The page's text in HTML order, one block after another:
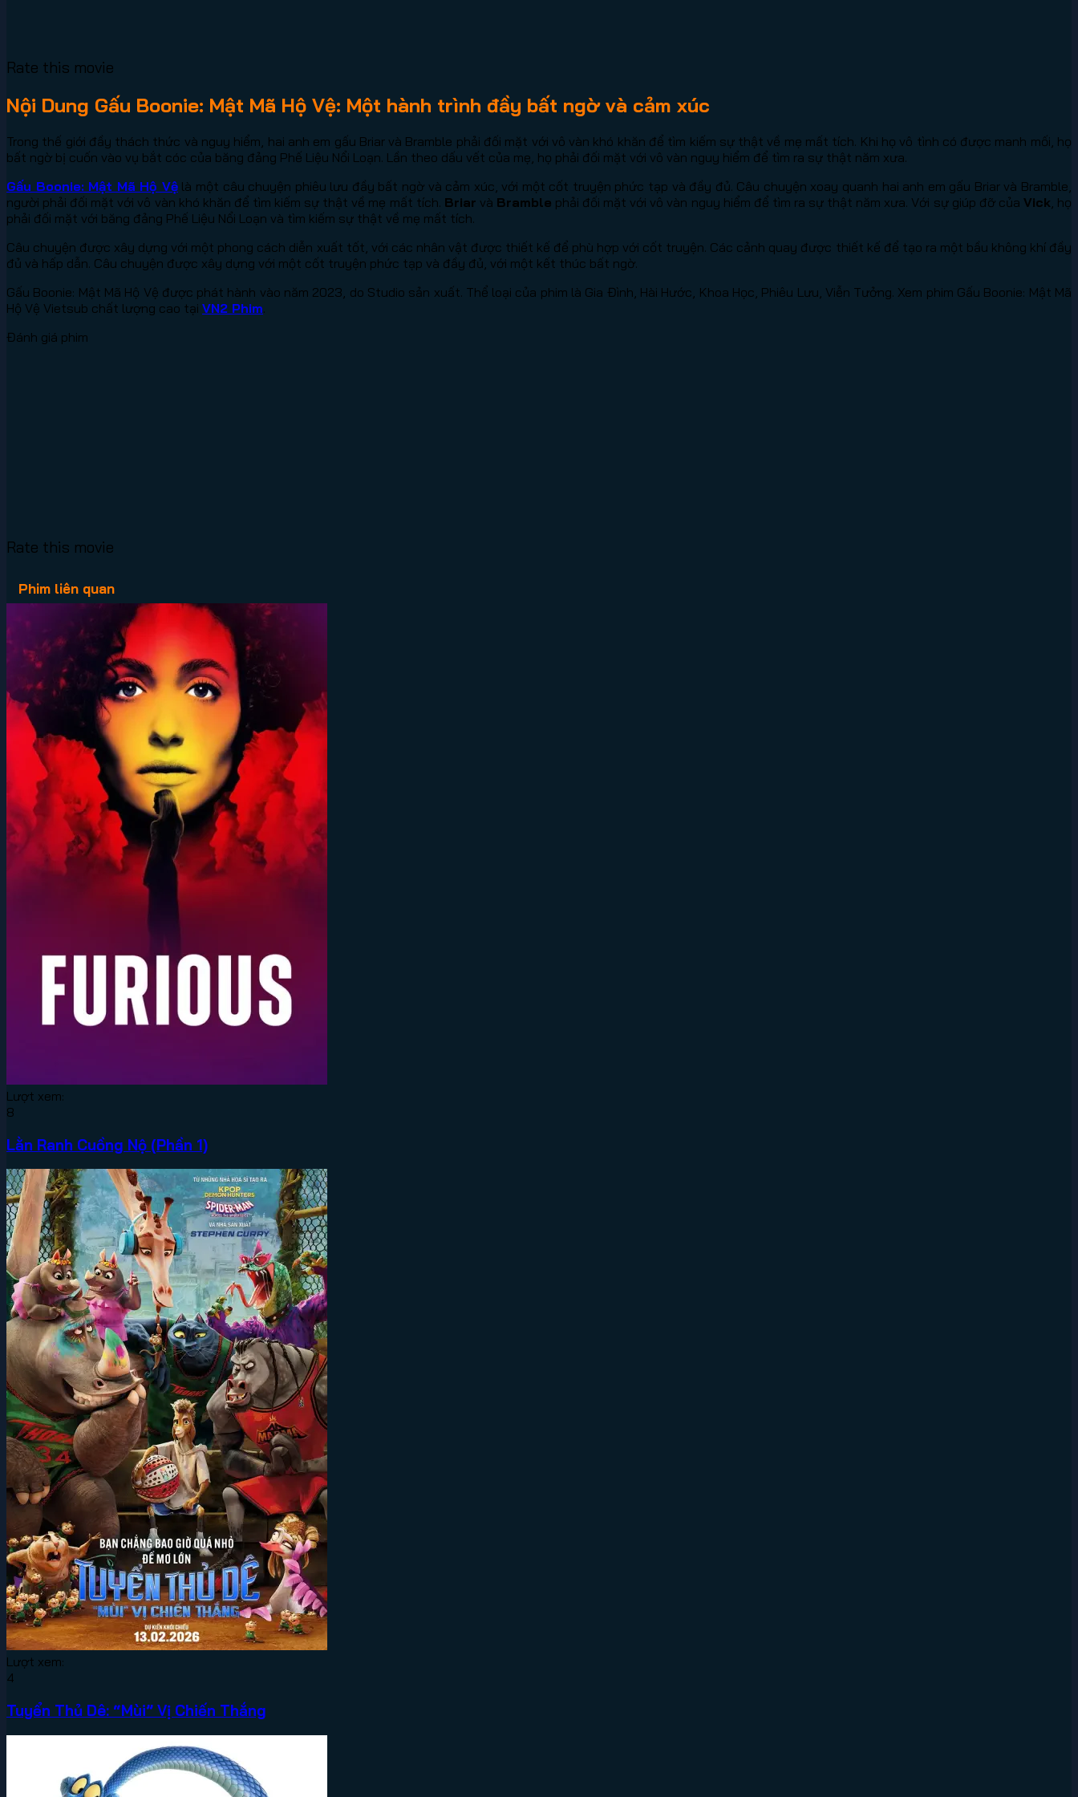
Rate this movie
Nội Dung Gấu Boonie: Mật Mã Hộ Vệ: Một hành trình đầy bất ngờ và cảm xúc
Trong thế giới đầy thách thức và nguy hiểm, hai anh em gấu Briar và Bramble phải đối mặt với vô vàn khó khăn để tìm kiếm sự thật về mẹ mất tích. Khi họ vô tình có được manh mối, họ
bất ngờ bị cuốn vào vụ bắt cóc của băng đảng Phế Liệu Nổi Loạn. Lần theo dấu vết của mẹ, họ phải đối mặt với vô vàn nguy hiểm để tìm ra sự thật năm xưa.
Gấu Boonie: Mật Mã Hộ Vệlà một câu chuyện phiêu lưu đầy bất ngờ và cảm xúc, với một cốt truyện phức tạp và đầy đủ. Câu chuyện xoay quanh hai anh em gấu Briar và Bramble,
người phải đối mặt với vô vàn khó khăn để tìm kiếm sự thật về mẹ mất tích. Briar và Bramble phải đối mặt với vô vàn nguy hiểm để tìm ra sự thật năm xưa. Với sự giúp đỡ của Vick , họ
phải đối mặt với băng đảng Phế Liệu Nổi Loạn và tìm kiếm sự thật về mẹ mất tích.
Câu chuyện được xây dựng với một phong cách diễn xuất tốt, với các nhân vật được thiết kế để phù hợp với cốt truyện. Các cảnh quay được thiết kế để tạo ra một bầu không khí đầy
đủ và hấp dẫn. Câu chuyện được xây dựng với một cốt truyện phức tạp và đầy đủ, với một kết thúc bất ngờ.
Gấu Boonie: Mật Mã Hộ Vệ được phát hành vào năm 2023, do Studio sản xuất. Thể loại của phim là Gia Đình, Hài Hước, Khoa Học, Phiêu Lưu, Viễn Tưởng. Xem phim Gấu Boonie: Mật Mã
Hộ Vệ Vietsub chất lượng cao tại VN2 Phim.
Đánh giá phim
Rate this movie
Phim liên quan
Lượt xem:
8
Lằn Ranh Cuồng Nộ (Phần 1)
Lượt xem:
4
Tuyển Thủ Dê: “Mùi” Vị Chiến Thắng